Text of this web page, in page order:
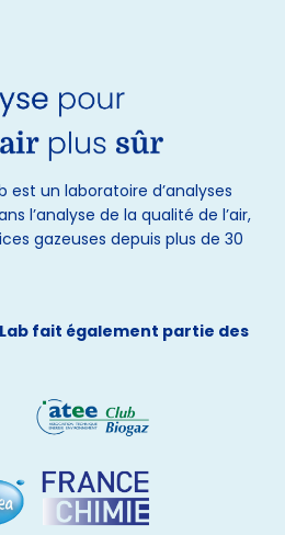
est un laboratoire d’analyses
l’analyse de la qualité de l’air,
gazeuses depuis plus de 30
fait également partie des